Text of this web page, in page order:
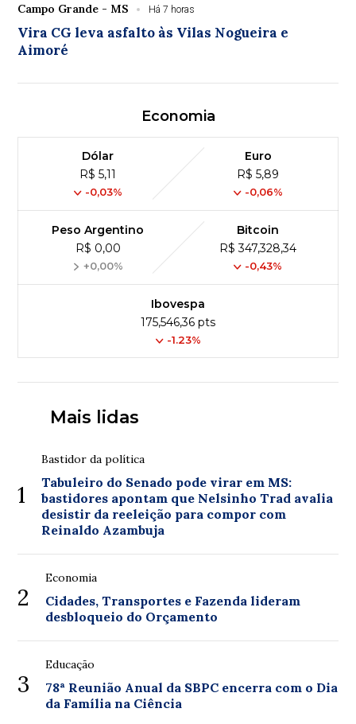
Campo Grande - MS Há 7 horas
Vira CG leva asfalto às Vilas Nogueira e
Aimoré
Economia
Dólar
R$ 5,11
-0,03%
Euro
R$ 5,89
-0,06%
Peso Argentino
R$ 0,00
+0,00%
Bitcoin
R$ 347,328,34
-0,43%
Ibovespa
175,546,36 pts
-1.23%
Mais lidas
1
Bastidor da política
Tabuleiro do Senado pode virar em MS:
bastidores apontam que Nelsinho Trad avalia
desistir da reeleição para compor com
Reinaldo Azambuja
2
Economia
Cidades, Transportes e Fazenda lideram
desbloqueio do Orçamento
3
Educação
78ª Reunião Anual da SBPC encerra com o Dia
da Família na Ciência